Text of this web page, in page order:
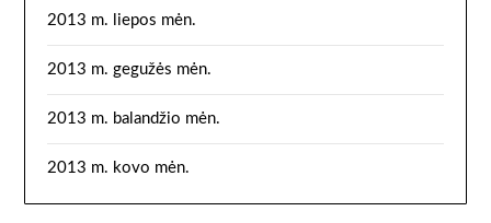
2013 m. liepos mėn.
2013 m. gegužės mėn.
2013 m. balandžio mėn.
2013 m. kovo mėn.